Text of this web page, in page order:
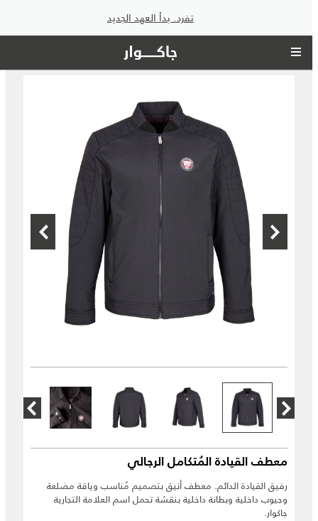
تفرد. بدأ العهد الجديد
معطف القيادة المُتكامل الرجالي
رفيق القيادة الدائم. معطف أنيق بتصميم مُناسب وياقة مضلعة
وجيوب داخلية وبطانة داخلية بنقشة تحمل اسم العلامة التجارية
جاكوار.